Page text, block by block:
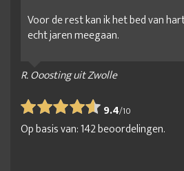
Voor de rest kan ik het bed van
echt jaren meegaan.
R. Ooosting uit Zwolle
9.4/10
Op basis van:142beoordelingen.